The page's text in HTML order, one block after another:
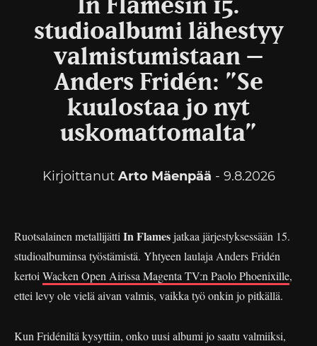
In Flamesin 15.
studioalbumi lähestyy
valmistumistaan –
Anders Fridén: ”Se
kuulostaa jo nyt
uskomattomalta”
Kirjoittanut Arto Mäenpää - 9.8.2026
Ruotsalainen metallijättiIn Flamesjatkaa järjestyksessään 15.
studioalbuminsa työstämistä. Yhtyeen laulaja Anders Fridén
kertoiWacken Open Airissa Magenta TV:n Paolo Phoenixille,
ettei levy ole vielä aivan valmis, vaikka työ onkin jo pitkällä.
Kun Fridéniltä kysyttiin, onko uusi albumi jo saatu valmiiksi,